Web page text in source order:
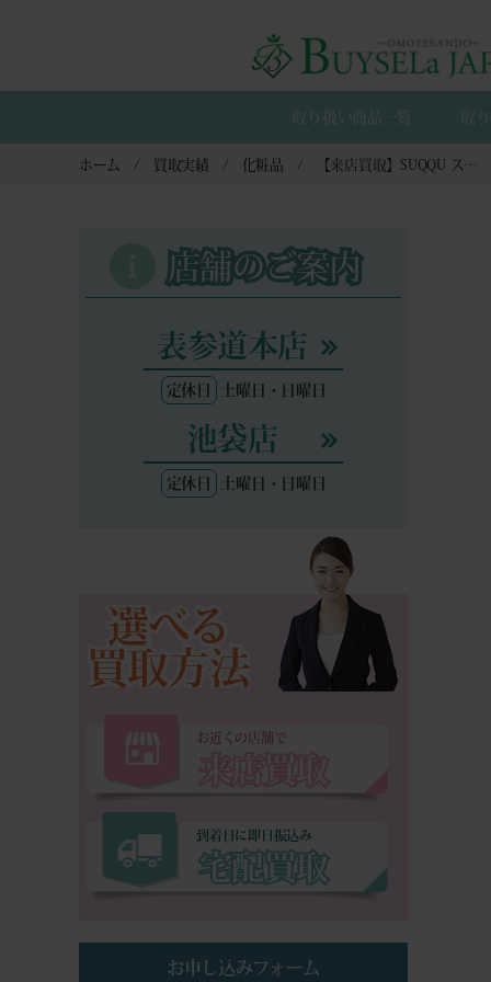
取り扱い商品一覧 取
ホーム 買取実績 化粧品 【来店買取】SUQQU スック ピュア カラー ブラッシュの買取
店舗のご案内
表参道本店
定休日 土曜日・日曜日
池袋店
定休日 土曜日・日曜日
選べる
買取方法
お近くの店舗で
到着日に即日振込み
宅配買取
お申し込みフォーム